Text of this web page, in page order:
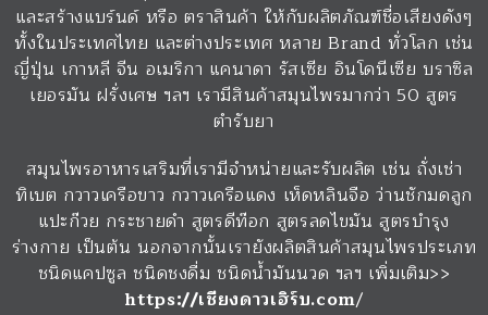
และสร้างแบร์นด์ หรือ ตราสินค้า ให้กับผลิตภัณฑ์ชื่อเสียงดังๆ
ทั้งในประเทศไทย และต่างประเทศ หลาย Brand ทั่วโลก เช่น
ญี่ปุ่น เกาหลี จีน อเมริกา แคนาดา รัสเซีย อินโดนีเซีย บราซิล
เยอรมัน ฝรั่งเศษ ฯลฯ เรามีสินค้าสมุนไพรมากว่า 50 สูตร
ตำรับยา
สมุนไพรอาหารเสริมที่เรามีจำหน่ายและรับผลิต เช่น ถั่งเช่า
ทิเบต กวาวเครือขาว กวาวเครือแดง เห็ดหลินจือ ว่านชักมดลูก
แปะก๊วย กระชายดำ สูตรดีท๊อก สูตรลดไขมัน สูตรบำรุง
ร่างกาย เป็นต้น นอกจากนั้นเรายังผลิตสินค้าสมุนไพรประเภท
ชนิดแคปซูล ชนิดชงดื่ม ชนิดน้ำมันนวด ฯลฯ เพิ่มเติม>>
https://เชียงดาวเฮิร์บ.com/